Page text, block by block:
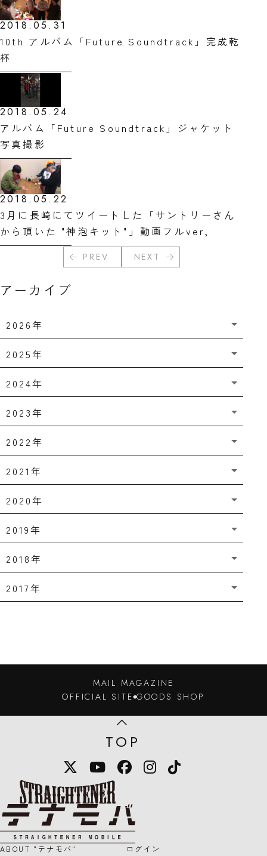
2018.05.31
10th アルバム「Future Soundtrack」完成乾
杯
2018.05.24
アルバム「Future Soundtrack」ジャケット
写真撮影
2018.05.22
3月に長崎にてツイートした「サントリーさん
から頂いた "神泡キット"」動画フルver,
PREV NEXT
アーカイブ
2026年
2025年
2024年
2023年
2022年
2021年
2020年
2019年
2018年
2017年
MAIL MAGAZINE
OFFICIAL SITE GOODS SHOP
TOP
X
YouTube
Facebook
Instagram
TikTok
STRAIGHTENER テナモバのロゴマー
ABOUT "テナモバ" ログイン